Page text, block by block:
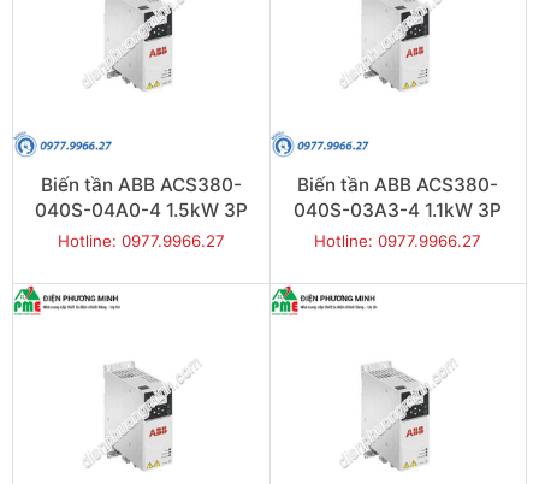
Biến tần ABB ACS380-
040S-04A0-4 1.5kW 3P
Hotline: 0977.9966.27
Biến tần ABB ACS380-
040S-03A3-4 1.1kW 3P
Hotline: 0977.9966.27